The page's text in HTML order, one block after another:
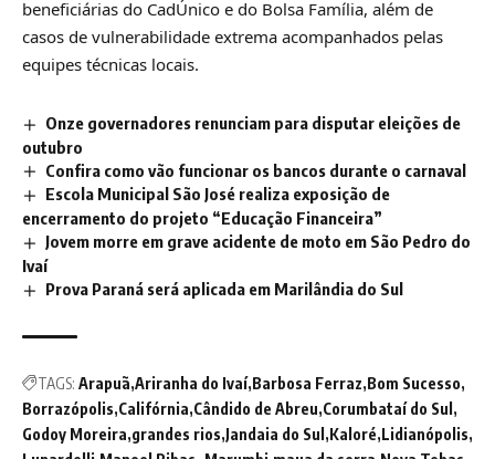
beneficiárias do CadÚnico e do Bolsa Família, além de
casos de vulnerabilidade extrema acompanhados pelas
equipes técnicas locais.
Onze governadores renunciam para disputar eleições de
outubro
Confira como vão funcionar os bancos durante o carnaval
Escola Municipal São José realiza exposição de
encerramento do projeto “Educação Financeira”
Jovem morre em grave acidente de moto em São Pedro do
Ivaí
Prova Paraná será aplicada em Marilândia do Sul
TAGS: Arapuã Ariranha do Ivaí Barbosa Ferraz Bom Sucesso
Borrazópolis Califórnia Cândido de Abreu Corumbataí do Sul
Godoy Moreira grandes rios Jandaia do Sul Kaloré Lidianópolis